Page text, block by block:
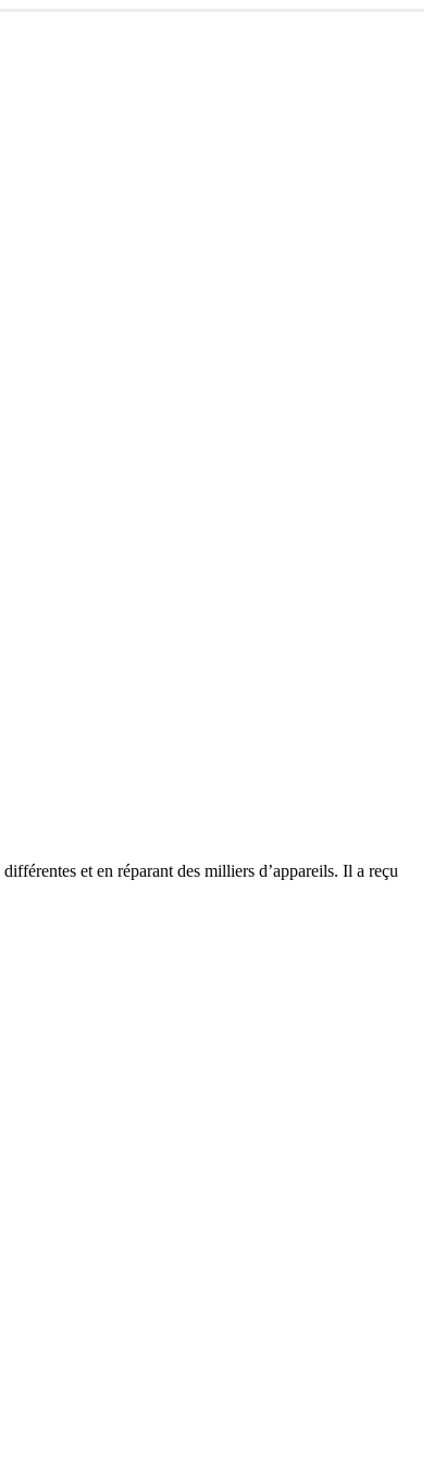
et en réparant des milliers d’appareils. Il a reçu